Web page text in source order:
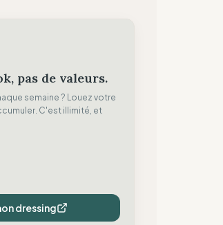
pas de valeurs.
semaine ? Louez votre
C'est illimité, et
dressing